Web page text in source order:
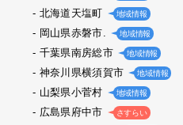
北海道天塩町 地域情報
岡山県赤磐市. 地域情報
千葉県南房総市 地域情報
神奈川県横須賀市 地域情報
山梨県小菅村 地域情報
広島県府中市 さすらい